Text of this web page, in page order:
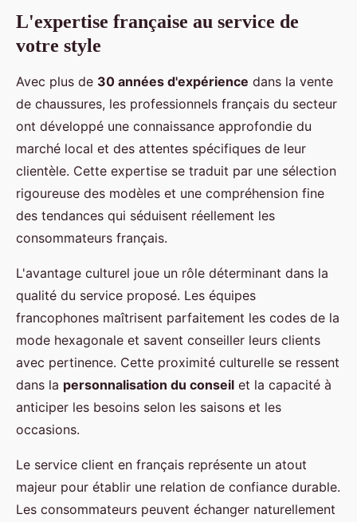
L'expertise française au service de
votre style
Avec plus de 30 années d'expérience dans la vente
de chaussures, les professionnels français du secteur
ont développé une connaissance approfondie du
marché local et des attentes spécifiques de leur
clientèle. Cette expertise se traduit par une sélection
rigoureuse des modèles et une compréhension fine
des tendances qui séduisent réellement les
consommateurs français.
L'avantage culturel joue un rôle déterminant dans la
qualité du service proposé. Les équipes
francophones maîtrisent parfaitement les codes de la
mode hexagonale et savent conseiller leurs clients
avec pertinence. Cette proximité culturelle se ressent
dans la personnalisation du conseil et la capacité à
anticiper les besoins selon les saisons et les
occasions.
Le service client en français représente un atout
majeur pour établir une relation de confiance durable.
Les consommateurs peuvent échanger naturellement